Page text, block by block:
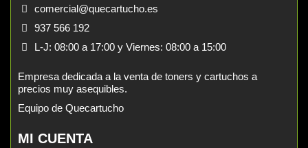
comercial@quecartucho.es
937 566 192
L-J: 08:00 a 17:00 y Viernes: 08:00 a 15:00
Empresa dedicada a la venta de toners y cartuchos a
precios muy asequibles.
Equipo de Quecartucho
MI CUENTA